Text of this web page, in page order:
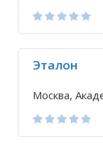
Эталон
Москва,